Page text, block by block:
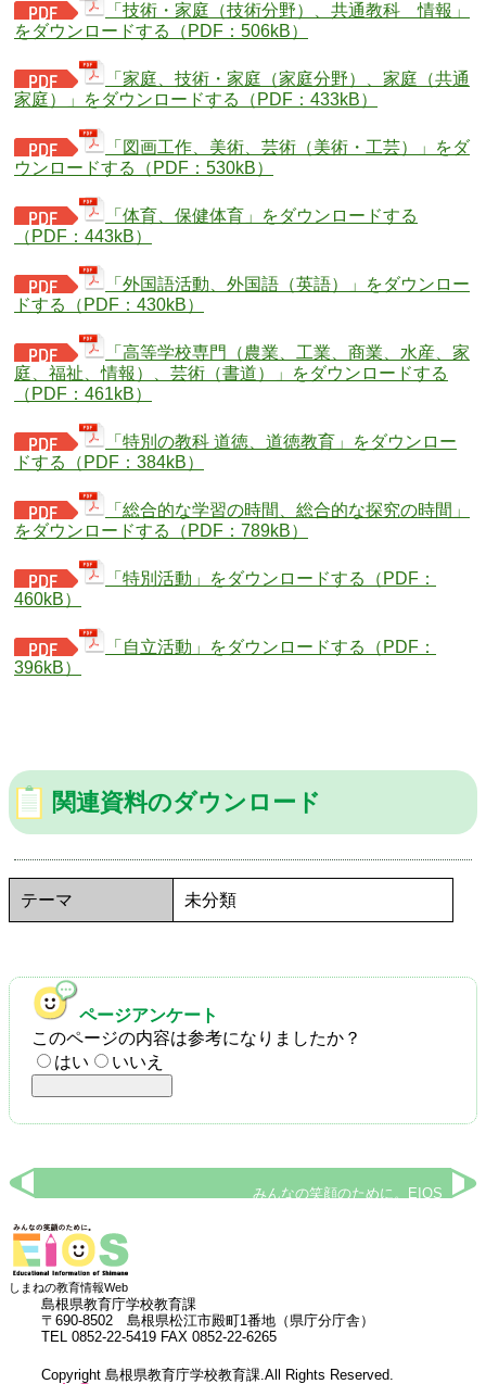
「技術・家庭（技術分野）、共通教科 情報」
をダウンロードする（PDF：506kB）
「家庭、技術・家庭（家庭分野）、家庭（共通
家庭）」をダウンロードする（PDF：433kB）
「図画工作、美術、芸術（美術・工芸）」をダ
ウンロードする（PDF：530kB）
「体育、保健体育」をダウンロードする
（PDF：443kB）
「外国語活動、外国語（英語）」をダウンロー
ドする（PDF：430kB）
「高等学校専門（農業、工業、商業、水産、家
庭、福祉、情報）、芸術（書道）」をダウンロードする
（PDF：461kB）
「特別の教科 道徳、道徳教育」をダウンロー
ドする（PDF：384kB）
「総合的な学習の時間、総合的な探究の時間」
をダウンロードする（PDF：789kB）
「特別活動」をダウンロードする（PDF：
460kB）
「自立活動」をダウンロードする（PDF：
396kB）
関連資料のダウンロード
テーマ 未分類
ページアンケート
このページの内容は参考になりましたか？
はい
いいえ
みんなの笑顔のために。EIOS
しまねの教育情報Web
島根県教育庁学校教育課
〒690-8502 島根県松江市殿町1番地（県庁分庁舎）
TEL 0852-22-5419 FAX 0852-22-6265
Copyright 島根県教育庁学校教育課.All Rights Reserved.